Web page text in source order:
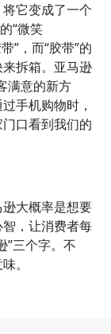
它变成了一个
“微笑
”，而“胶带”的
拆箱。亚马逊
满意的新方
手机购物时，
口看到我们的
大概率是想要
，让消费者每
”三个字。不
。